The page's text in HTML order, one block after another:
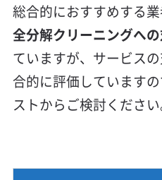
春先に飛散する大量
部の水分と結びつい
なり、そこに砕石
で、コンクリートの
保証付き アフターフォロー
エコ洗剤使用
アレルギー対策
利便性・サービス (12)
総合的におすすめする業
全分解クリーニングへ
ていますが、サービス
合的に評価しています
ストからご検討ください